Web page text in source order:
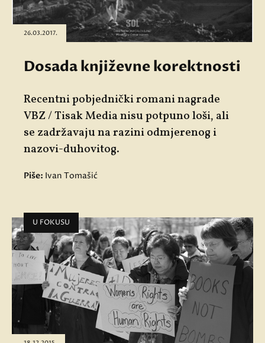
26.03.2017.
Dosada književne korektnosti
Recentni pobjednički romani nagrade
VBZ / Tisak Media nisu potpuno loši, ali
se zadržavaju na razini odmjerenog i
nazovi-duhovitog.
Piše: Ivan Tomašić
U FOKUSU